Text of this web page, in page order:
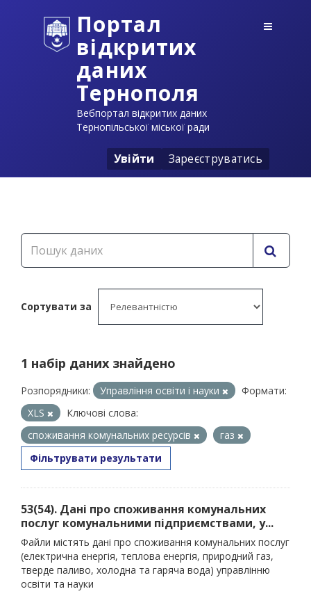
Портал
відкритих
даних
Тернополя
Вебпортал відкритих даних
Тернопільської міської ради
Увійти Зареєструватись
Сортувати за
1 набір даних знайдено
Розпорядники: Управління освіти і науки
Формати:
XLS
Ключові слова:
споживання комунальних ресурсів
газ
Фільтрувати результати
53(54). Дані про споживання комунальних
послуг комунальними підприємствами, у...
Файли містять дані про споживання комунальних послуг
(електрична енергія, теплова енергія, природний газ,
тверде паливо, холодна та гаряча вода) управлінню
освіти та науки